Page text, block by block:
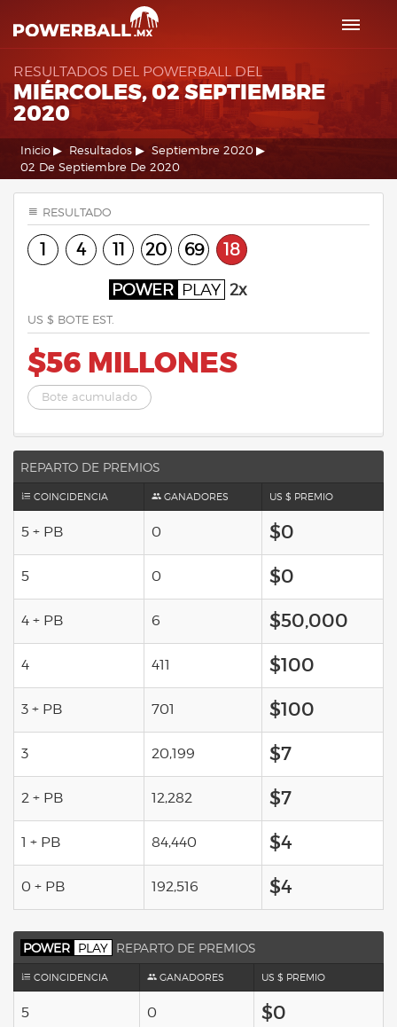
RESULTADOS DEL POWERBALL DEL
MIÉRCOLES, 02 SEPTIEMBRE
2020
Inicio Resultados
Septiembre 2020
02 De Septiembre De 2020
RESULTADO
1 4 11 20 69 18
POWER PLAY 2x
US $ BOTE EST.
$56 MILLONES
Bote acumulado
REPARTO DE PREMIOS
COINCIDENCIA GANADORES US $ PREMIO
5 + PB 0 $0
5 0 $0
4 + PB 6 $50,000
4 411 $100
3 + PB 701 $100
3 20,199 $7
2 + PB 12,282 $7
1 + PB 84,440 $4
0 + PB 192,516 $4
POWER PLAY REPARTO DE PREMIOS
COINCIDENCIA GANADORES US $ PREMIO
5 0 $0